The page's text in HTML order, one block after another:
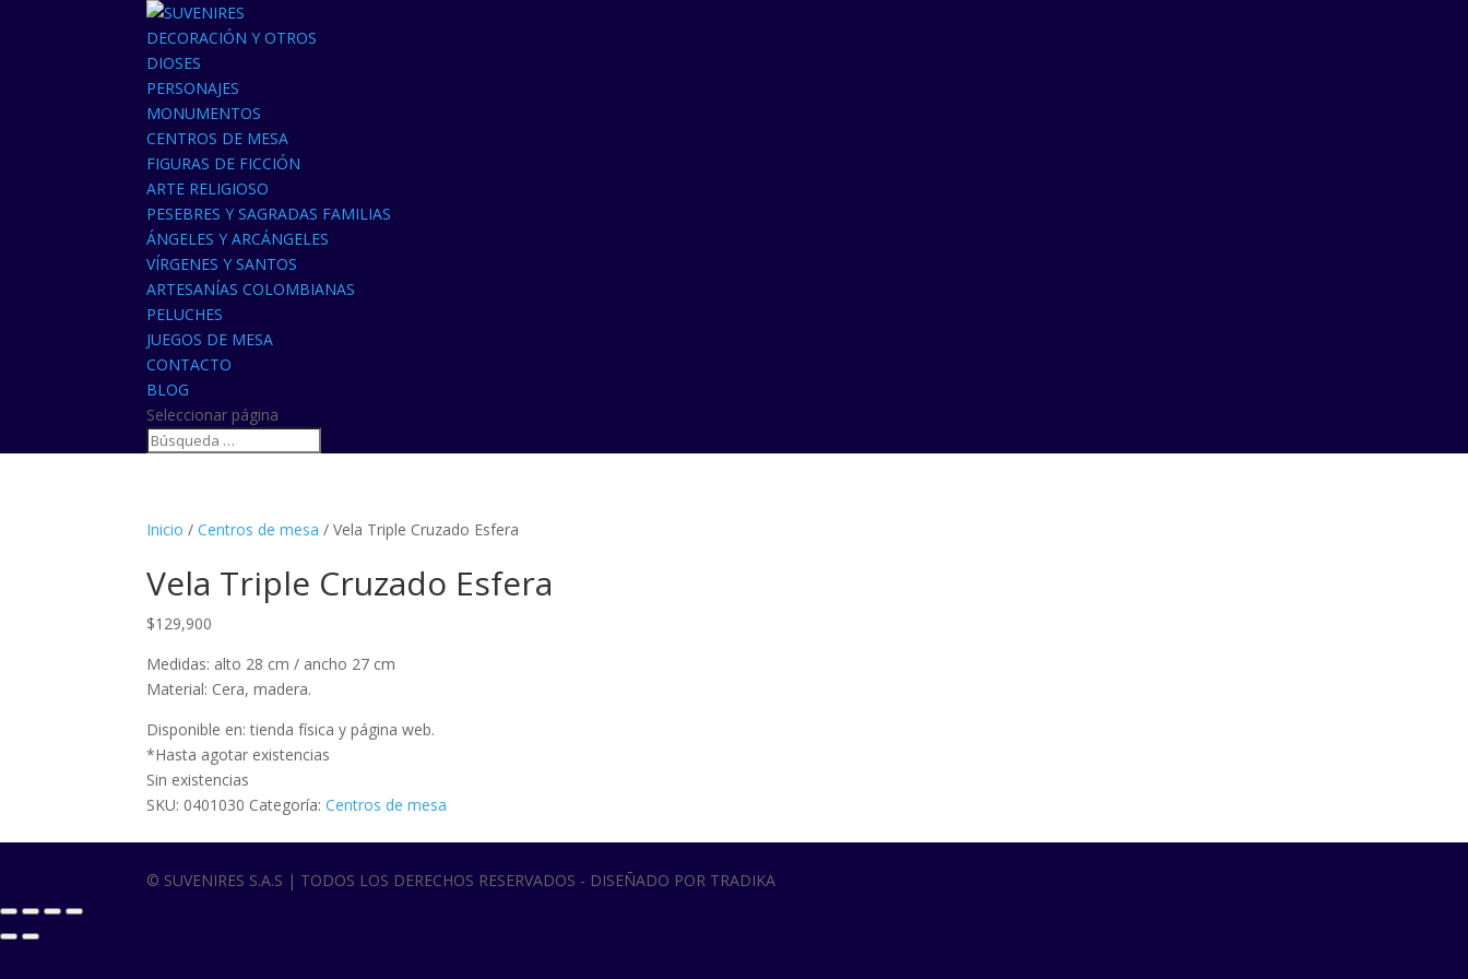
DECORACIÓN Y OTROS
DIOSES
PERSONAJES
MONUMENTOS
CENTROS DE MESA
FIGURAS DE FICCIÓN
ARTE RELIGIOSO
PESEBRES Y SAGRADAS FAMILIAS
ÁNGELES Y ARCÁNGELES
VÍRGENES Y SANTOS
ARTESANÍAS COLOMBIANAS
PELUCHES
JUEGOS DE MESA
CONTACTO
BLOG
Seleccionar página
Inicio /Centros de mesa / Vela Triple Cruzado Esfera
Vela Triple Cruzado Esfera
$129,900
Medidas: alto 28 cm / ancho 27 cm
Material: Cera, madera.
Disponible en: tienda física y página web.
*Hasta agotar existencias
Sin existencias
SKU: 0401030 Categoría:Centros de mesa
© SUVENIRES S.A.S | TODOS LOS DERECHOS RESERVADOS - DISEÑADO POR TRADIKA